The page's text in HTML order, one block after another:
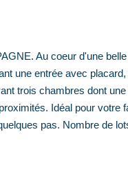
Au coeur d'une
une entrée avec
trois chambres dont
Idéal pour votre
pas. Nombre de